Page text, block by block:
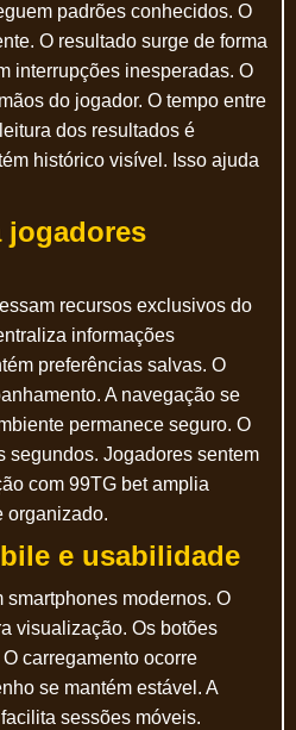
padrões conhecidos. O
O resultado surge de forma
interrupções inesperadas. O
do jogador. O tempo entre
dos resultados é
histórico visível. Isso ajuda
jogadores
recursos exclusivos do
informações
preferências salvas. O
A navegação se
permanece seguro. O
segundos. Jogadores sentem
com 99TG bet amplia
organizado.
e usabilidade
smartphones modernos. O
visualização. Os botões
carregamento ocorre
se mantém estável. A
facilita sessões móveis.